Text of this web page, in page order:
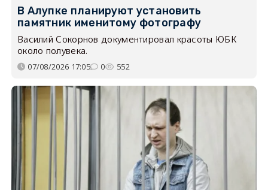
В Алупке планируют установить
памятник именитому фотографу
Василий Сокорнов документировал красоты ЮБК
около полувека.
07/08/2026 17:05 0 552